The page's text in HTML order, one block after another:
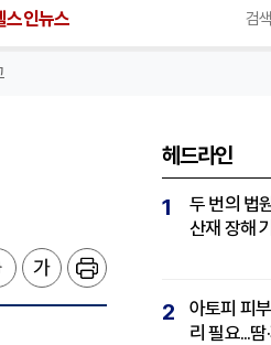
스인뉴스
헤드라인
1
두 번의 법
산재 장해
2
아토피 피
리 필요...